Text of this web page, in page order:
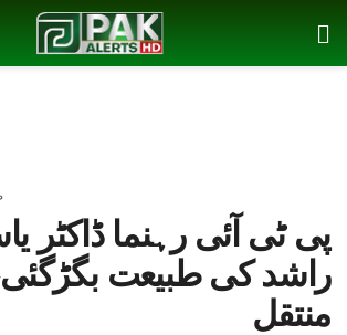
پی ٹی آئی رہنما ڈاکٹر
راشد کی طبیعت
منتقل